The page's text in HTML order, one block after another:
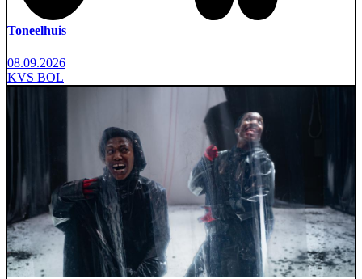
Toneelhuis
08.09.2026
KVS BOL